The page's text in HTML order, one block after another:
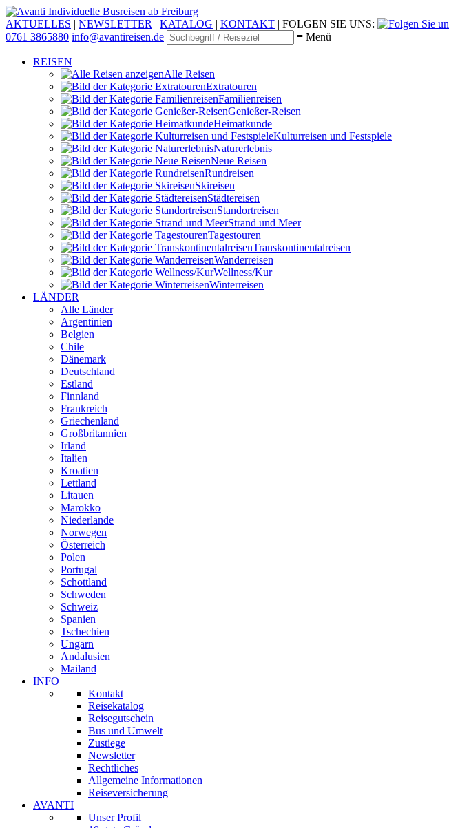
Individuelle Busreisen ab Freiburg
AKTUELLES | NEWSLETTER | KATALOG | KONTAKT | FOLGEN SIE UNS:
0761 3865880 info@avantireisen.de ≡ Menü
REISEN
Alle Reisen
Extratouren
Familien­reisen
Genießer-Reisen
Heimatkunde
Kultur­reisen und Festspiele
Naturerlebnis
Neue Reisen
Rund­reisen
Ski­reisen
Städte­reisen
Standort­reisen
Strand und Meer
Tagestouren
Transkontinental­reisen
Wander­reisen
Wellness/Kur
Winter­reisen
LÄNDER
Alle Länder
Argentinien
Belgien
Chile
Dänemark
Deutschland
Estland
Finnland
Frankreich
Griechenland
Großbritannien
Irland
Italien
Kroatien
Lettland
Litauen
Marokko
Niederlande
Norwegen
Österreich
Polen
Portugal
Schottland
Schweden
Schweiz
Spanien
Tschechien
Ungarn
Andalusien
Mailand
INFO
Kontakt
Reisekatalog
Reisegutschein
Bus und Umwelt
Zustiege
Newsletter
Rechtliches
Allgemeine Informationen
Reiseversicherung
AVANTI
Unser Profil